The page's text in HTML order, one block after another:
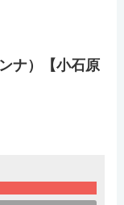
ナ）【小石原